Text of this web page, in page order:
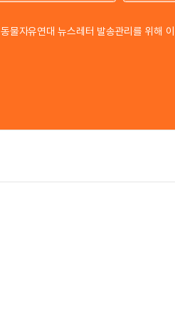
동물자유연대 뉴스레터 발송관리를 위해